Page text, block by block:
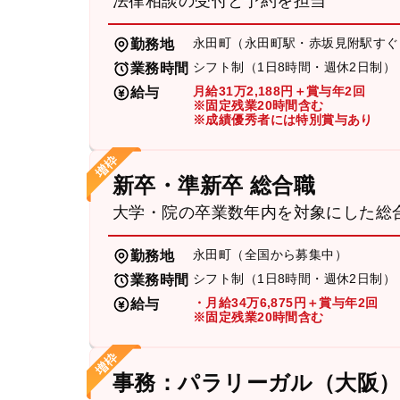
勤務地 永田町（永田町駅・赤坂見附駅すぐ
業務時間 シフト制（1日8時間・週休2日制）
給与
月給31万2,188円＋賞与年2回
※固定残業20時間含む
※成績優秀者には特別賞与あり
新卒・準新卒 総合職
大学・院の卒業数年内を対象にした総
勤務地 永田町（全国から募集中）
業務時間 シフト制（1日8時間・週休2日制）
給与
・月給34万6,875円＋賞与年2回
※固定残業20時間含む
事務：パラリーガル（大阪）